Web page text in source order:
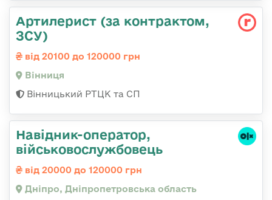
Артилерист (за контрактом,
ЗСУ)
від 20100 до 120000 грн
Вінниця
Вінницький РТЦК та СП
Навідник-оператор,
військовослужбовець
від 20000 до 120000 грн
Дніпро, Дніпропетровська область